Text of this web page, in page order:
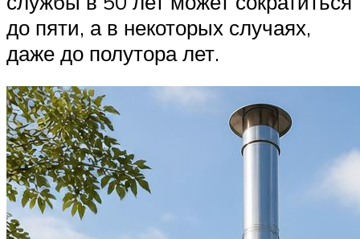
до пяти, а в некоторых случаях,
даже до полутора лет.